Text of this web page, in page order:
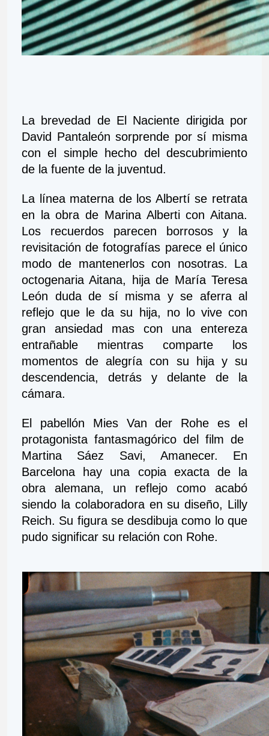
La brevedad de El Naciente dirigida por
David Pantaleón sorprende por sí misma
con el simple hecho del descubrimiento
de la fuente de la juventud.
La línea materna de los Albertí se retrata
en la obra de Marina Alberti con Aitana.
Los recuerdos parecen borrosos y la
revisitación de fotografías parece el único
modo de mantenerlos con nosotras. La
octogenaria Aitana, hija de María Teresa
León duda de sí misma y se aferra al
reflejo que le da su hija, no lo vive con
gran ansiedad mas con una entereza
entrañable mientras comparte los
momentos de alegría con su hija y su
descendencia, detrás y delante de la
cámara.
El pabellón Mies Van der Rohe es el
protagonista fantasmagórico del film de
Martina Sáez Savi, Amanecer. En
Barcelona hay una copia exacta de la
obra alemana, un reflejo como acabó
siendo la colaboradora en su diseño, Lilly
Reich. Su figura se desdibuja como lo que
pudo significar su relación con Rohe.